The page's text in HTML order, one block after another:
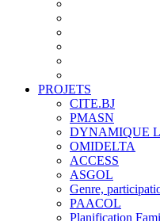
PROJETS
CITE.BJ
PMASN
DYNAMIQUE
OMIDELTA
ACCESS
ASGOL
Genre,
PAACOL
Planification